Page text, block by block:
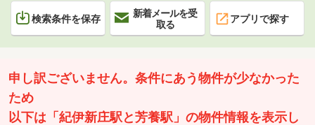
検索条件を保存
新着メールを受
取る
アプリで探す
申し訳ございません。条件にあう物件が少なかった
ため
以下は「紀伊新庄駅と芳養駅」の物件情報を表示し